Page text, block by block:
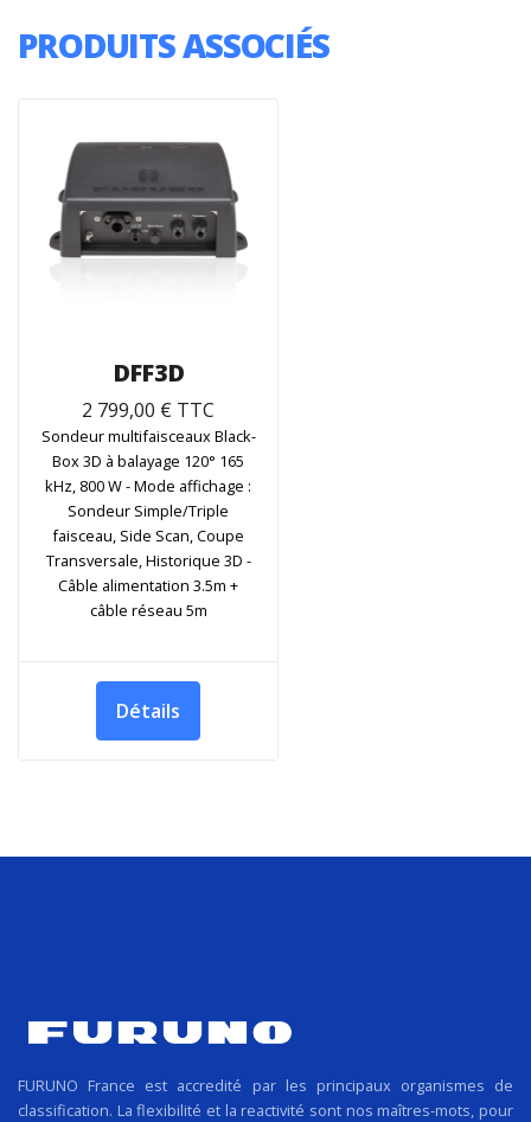
PRODUITS ASSOCIÉS
DFF3D
2 799,00 € TTC
Sondeur multifaisceaux Black-
Box 3D à balayage 120° 165
kHz, 800 W - Mode affichage :
Sondeur Simple/Triple
faisceau, Side Scan, Coupe
Transversale, Historique 3D -
Câble alimentation 3.5m +
câble réseau 5m
Détails
FURUNO France est accredité par les principaux organismes de
classification. La flexibilité et la reactivité sont nos maîtres-mots, pour